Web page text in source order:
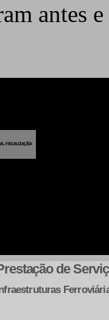
antes
de